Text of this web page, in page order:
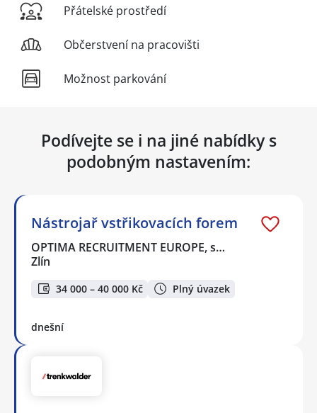
Přátelské prostředí
Občerstvení na pracovišti
Možnost parkování
Podívejte se i na jiné nabídky s
podobným nastavením:
Nástrojař vstřikovacích forem
OPTIMA RECRUITMENT EUROPE, s…
Zlín
34 000 – 40 000 Kč Plný úvazek
dnešní